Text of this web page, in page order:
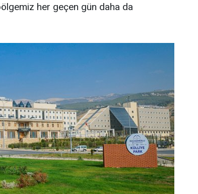
her geçen gün daha da